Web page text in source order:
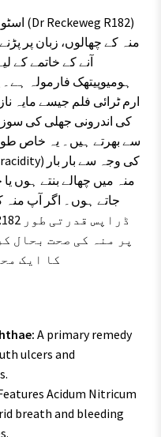
منہ کے چھالوں، زبان پر
آنے کے خاتمے کے
ہومیوپیتھک فارمولہ
ارم ٹرائی فلم جیسے مایہ
کی اندرونی جھلی کی
سے بھرتے ہیں۔ یہ خاص
منہ میں چھالے بنتے ہوں
جاتے ہوں۔ اگر آپ
پر منہ کی صحت بحال
کا ایک
A primary remedy
ulcers and
Acidum Nitricum
breath and bleeding